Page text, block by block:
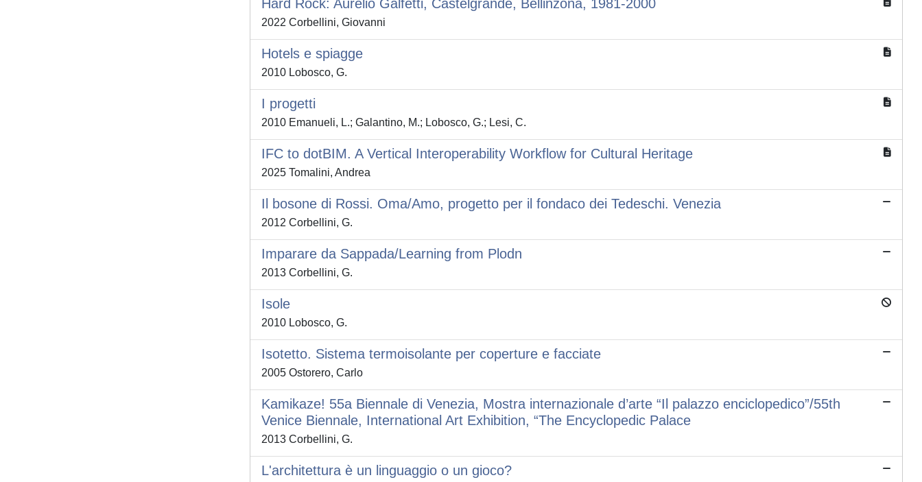
Hard Rock: Aurelio Galfetti, Castelgrande, Bellinzona, 1981-2000
2022 Corbellini, Giovanni
Hotels e spiagge
2010 Lobosco, G.
I progetti
2010 Emanueli, L.; Galantino, M.; Lobosco, G.; Lesi, C.
IFC to dotBIM. A Vertical Interoperability Workflow for Cultural Heritage
2025 Tomalini, Andrea
Il bosone di Rossi. Oma/Amo, progetto per il fondaco dei Tedeschi. Venezia
2012 Corbellini, G.
Imparare da Sappada/Learning from Plodn
2013 Corbellini, G.
Isole
2010 Lobosco, G.
Isotetto. Sistema termoisolante per coperture e facciate
2005 Ostorero, Carlo
Kamikaze! 55a Biennale di Venezia, Mostra internazionale d’arte “Il palazzo enciclopedico”/55th
Venice Biennale, International Art Exhibition, “The Encyclopedic Palace
2013 Corbellini, G.
L'architettura è un linguaggio o un gioco?